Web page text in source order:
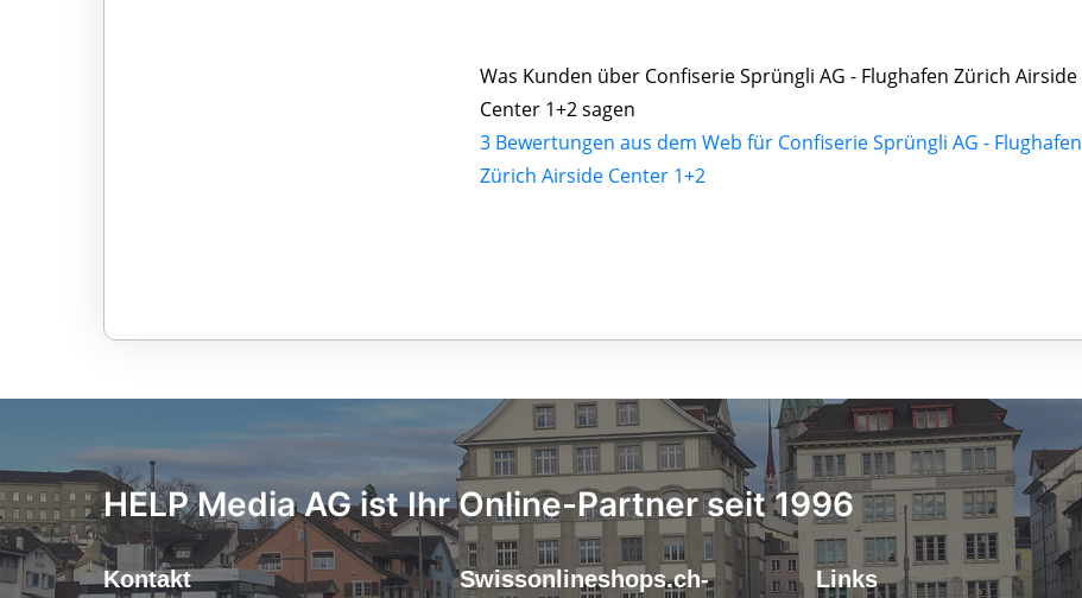
Was Kunden über Confiserie Sprüngli AG - Flughafen Zürich Airside
Center 1+2 sagen
3 Bewertungen aus dem Web für Confiserie Sprüngli AG - Flughafen
Zürich Airside Center 1+2
HELP Media AG ist Ihr Online-Partner seit 1996
Kontakt Swissonlineshops.ch- Links